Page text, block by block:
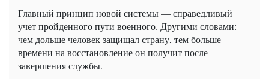
Главный принцип новой системы — справедливый
учет пройденного пути военного. Другими словами:
чем дольше человек защищал страну, тем больше
времени на восстановление он получит после
завершения службы.